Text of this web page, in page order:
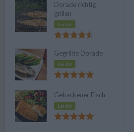
Dorade richtig
grillen
Leicht
Gegrillte Dorade
Leicht
Gebackener Fisch
Leicht